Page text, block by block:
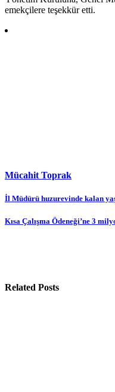
emekçilere teşekkür etti.
Mücahit Toprak
Yazı
gezinmesi
İl Müdürü huzurevinde kalan
Kısa Çalışma Ödeneği’ne 3
Related Posts